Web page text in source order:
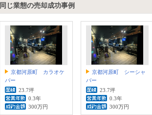
同じ業態の売却成功事例
京都河原町 カラオケ
バー
23.7坪
0.3年
300万円
京都河原町 シーシャ
バー
23.7坪
0.3年
300万円